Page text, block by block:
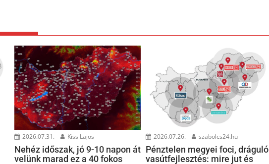
2026.07.31. Kiss Lajos
Nehéz időszak, jó 9-10 napon át
velünk marad ez a 40 fokos
2026.07.26. szabolcs24.hu
Pénztelen megyei foci, dráguló
vasútfejlesztés: mire jut és